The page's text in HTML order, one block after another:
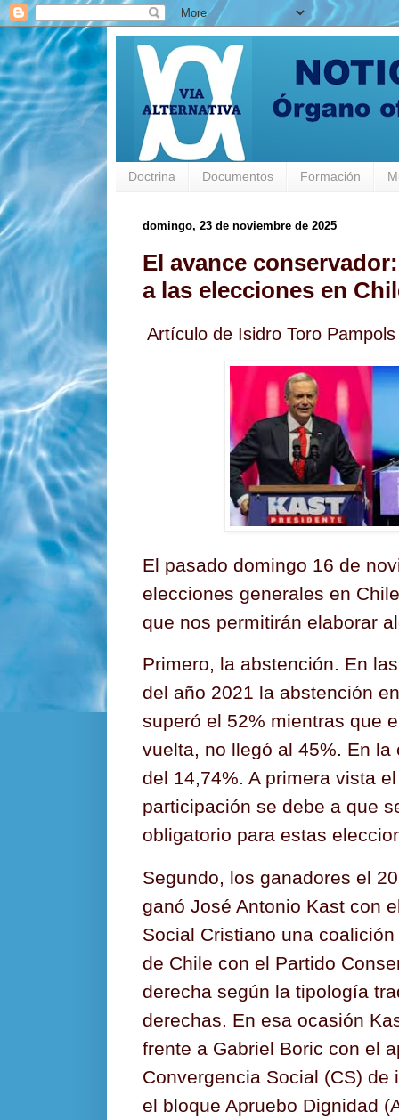
Doctrina Documentos Formación
domingo, 23 de noviembre de 2025
El avance
a las elecciones en
Artículo de Isidro Toro Pampols
El pasado domingo 16 de
elecciones generales en
que nos permitirán elaborar
Primero, la abstención. En
del año 2021 la abstención
superó el 52% mientras que
vuelta, no llegó al 45%. En
del 14,74%. A primera vista
participación se debe a que
obligatorio para estas
Segundo, los ganadores el
ganó José Antonio Kast con
Social Cristiano una
de Chile con el Partido
derecha según la tipología
derechas. En esa ocasión
frente a Gabriel Boric con el
Convergencia Social (CS)
el bloque Apruebo Dignidad